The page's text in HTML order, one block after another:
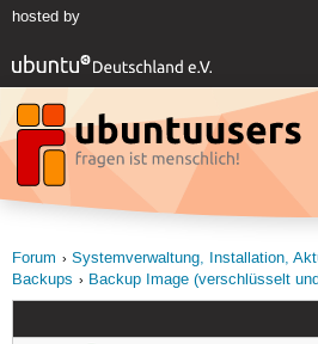
hosted by
Forum
Systemverwaltung, Installation,
Backups
Backup Image (verschlüsselt